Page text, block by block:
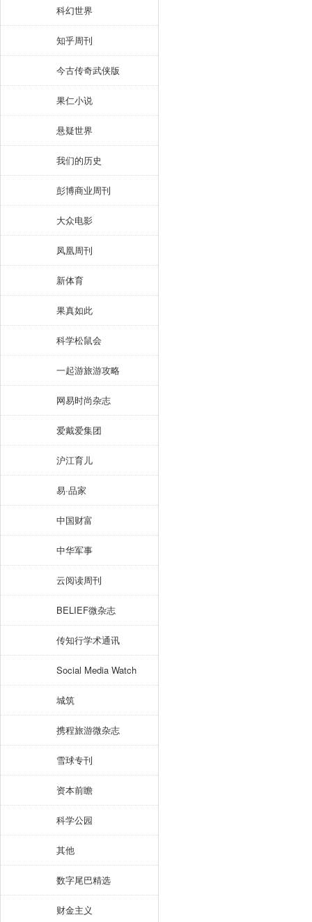
科幻世界
知乎周刊
今古传奇武侠版
果仁小说
悬疑世界
我们的历史
彭博商业周刊
大众电影
凤凰周刊
新体育
果真如此
科学松鼠会
一起游旅游攻略
网易时尚杂志
爱戴爱集团
沪江育儿
易·品家
中国财富
中华军事
云阅读周刊
BELIEF微杂志
传知行学术通讯
Social Media Watch
城筑
携程旅游微杂志
雪球专刊
资本前瞻
科学公园
其他
数字尾巴精选
财金主义